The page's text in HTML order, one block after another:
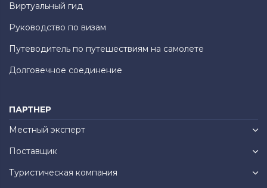
Виртуальный гид
Руководство по визам
Путеводитель по путешествиям на самолете
Долговечное соединение
ПАРТНЕР
Местный эксперт
Поставщик
Туристическая компания